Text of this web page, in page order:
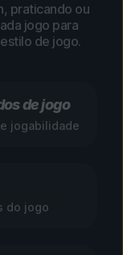
praticando ou
jogo para
de jogo.
de jogo
jogabilidade
do jogo